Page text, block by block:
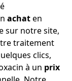
achaten
sur notre site,
traitement
clics,
à un prix